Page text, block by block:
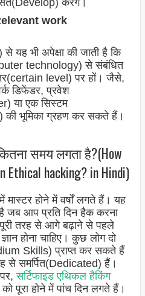
करेंगे।
work
यह भी अपेक्षा की जाती है कि
technology) से संबंधित
level) पर हों। जैसे,
डिफेंडर, प्रवेश
या एक सिस्टम
भूमिका ग्रहण कर सकते हैं।
समय लगता है?(How
Ethical hacking? in Hindi)
मास्टर होने में वर्षों लगते हैं। यह
जब आप प्रति दिन हैक करना
तरह से आगे बढ़ाने से पहले
होना चाहिए। कुछ लोग दो
Skills) प्राप्त कर सकते हैं
से समर्पित(Dedicated) हैं।
सर्टिफाइड एथिकल हैकिंग
पूरा होने में पांच दिन लगते हैं।